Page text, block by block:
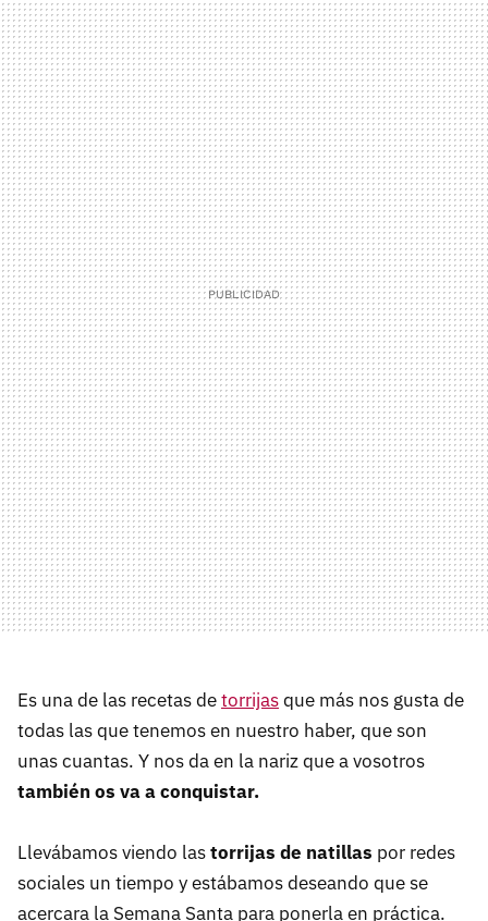
Es una de las recetas detorrijasque más nos gusta de
todas las que tenemos en nuestro haber, que son
unas cuantas. Y nos da en la nariz que a vosotros
también os va a conquistar.
Llevábamos viendo lastorrijas de natillas por redes
sociales un tiempo y estábamos deseando que se
acercara la Semana Santa para ponerla en práctica.